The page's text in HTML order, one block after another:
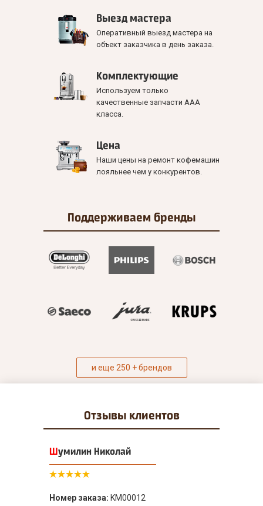
Выезд мастера
Оперативный выезд мастера на
объект заказчика в день заказа.
Комплектующие
Используем только
качественные запчасти ААА
класса.
Цена
Наши цены на ремонт кофемашин
лояльнее чем у конкурентов.
Поддерживаем бренды
и еще 250 + брендов
Отзывы клиентов
Шумилин Николай
Номер заказа: KM00012